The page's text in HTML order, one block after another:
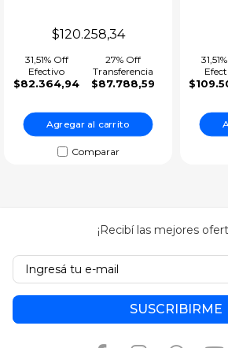
Microfono WiFi
$120.258,34
31,51% Off
Efectivo
$82.364,94
27% Off
Transferencia
$87.788,59
Agregar al carrito
Comparar
¡Recibí las mejores
SUSCRIBIRME